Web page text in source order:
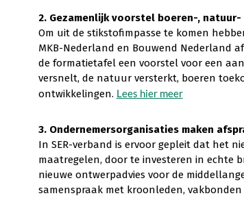
2. Gezamenlijk voorstel boeren-,
Om uit de stikstofimpasse te komen
MKB-Nederland en Bouwend Nederland
de formatietafel een voorstel voor een
versnelt, de natuur versterkt, boeren
ontwikkelingen. Lees hier meer
3. Ondernemersorganisaties maken
In SER-verband is ervoor gepleit dat het
maatregelen, door te investeren in echte
nieuwe ontwerpadvies voor de
samenspraak met kroonleden,